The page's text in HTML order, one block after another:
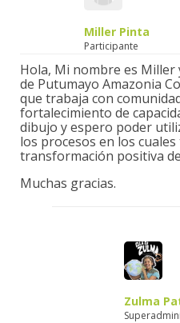
Miller Pinta
Participante
Hola, Mi nombre es
de Putumayo Amazonia
que trabaja con
fortalecimiento de
dibujo y espero poder
los procesos en los
transformación positiva
Muchas gracias.
Zulma